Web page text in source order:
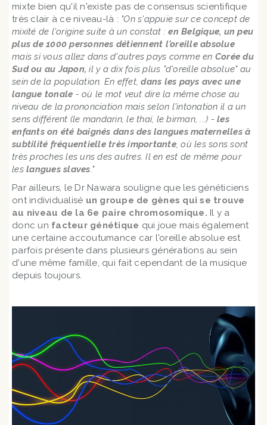
mixte bien qu'il n'existe pas de consensus scientifique
très clair à ce niveau-là : "On s'appuie sur ce concept de
mixité de l'origine suite à un constat :en Belgique, un peu
plus de 1000 personnes détiennent l'oreille absolue
mais si vous allez dans d'autres pays comme en Corée du
Sud ou au Japon, il y a dix fois plus "d'oreille absolue" au
sein de la population. En effet,dans les pays avec une
langue tonale - où le mot veut dire la même chose au
niveau de la prononciation mais selon l'intonation il a un
sens différent (le mandarin, le thaï, le birman, ...) - les
enfants on été baignés dans des langues maternelles à
subtilité fréquentielle très importante, où les sons sont
très proches les uns des autres. Il en est de même pour
les langues slaves ."
Par ailleurs, le Dr Nawara souligne que les généticiens
ont individualisé un groupe de gènes qui se trouve
au niveau de la 6e paire chromosomique. Il y a
donc un facteur génétique qui joue mais également
une certaine accoutumance car l'oreille absolue est
parfois présente dans plusieurs générations au sein
d'une même famille, qui fait cependant de la musique
depuis toujours.